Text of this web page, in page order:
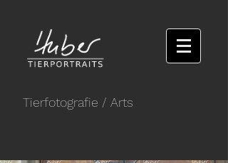
Tierfotografie / Arts